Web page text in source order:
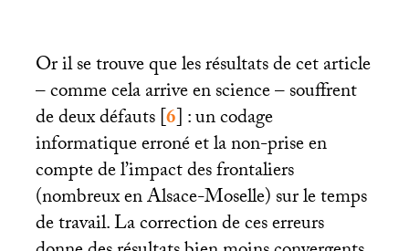
Or il se trouve que les résultats de cet article
– comme cela arrive en science – souffrent
de deux défauts[6]: un codage
informatique erroné et la non-prise en
compte de l’impact des frontaliers
(nombreux en Alsace-Moselle) sur le temps
de travail. La correction de ces erreurs